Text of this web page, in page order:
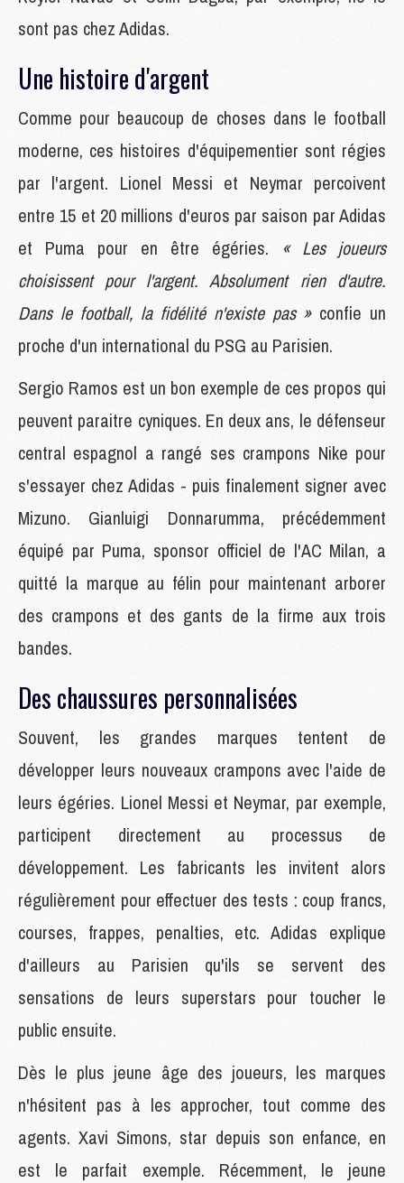
sont pas chez Adidas.
Une histoire d'argent
Comme pour beaucoup de choses dans le football
moderne, ces histoires d'équipementier sont régies
par l'argent. Lionel Messi et Neymar percoivent
entre 15 et 20 millions d'euros par saison par Adidas
et Puma pour en être égéries. « Les joueurs
choisissent pour l'argent. Absolument rien d'autre.
Dans le football, la fidélité n'existe pas » confie un
proche d'un international du PSG au Parisien.
Sergio Ramos est un bon exemple de ces propos qui
peuvent paraitre cyniques. En deux ans, le défenseur
central espagnol a rangé ses crampons Nike pour
s'essayer chez Adidas - puis finalement signer avec
Mizuno. Gianluigi Donnarumma, précédemment
équipé par Puma, sponsor officiel de l'AC Milan, a
quitté la marque au félin pour maintenant arborer
des crampons et des gants de la firme aux trois
bandes.
Des chaussures personnalisées
Souvent, les grandes marques tentent de
développer leurs nouveaux crampons avec l'aide de
leurs égéries. Lionel Messi et Neymar, par exemple,
participent directement au processus de
développement. Les fabricants les invitent alors
régulièrement pour effectuer des tests : coup francs,
courses, frappes, penalties, etc. Adidas explique
d'ailleurs au Parisien qu'ils se servent des
sensations de leurs superstars pour toucher le
public ensuite.
Dès le plus jeune âge des joueurs, les marques
n'hésitent pas à les approcher, tout comme des
agents. Xavi Simons, star depuis son enfance, en
est le parfait exemple. Récemment, le jeune